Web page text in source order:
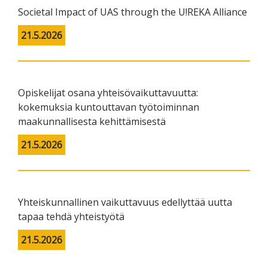
Societal Impact of UAS through the U!REKA Alliance
21.5.2026
Opiskelijat osana yhteisövaikuttavuutta:
kokemuksia kuntouttavan työtoiminnan
maakunnallisesta kehittämisestä
21.5.2026
Yhteiskunnallinen vaikuttavuus edellyttää uutta
tapaa tehdä yhteistyötä
21.5.2026